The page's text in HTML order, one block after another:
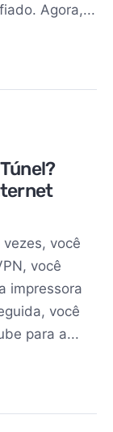
Agora,...
você
você
impressora
você
para a...